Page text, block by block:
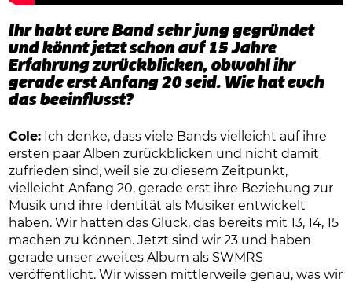
Ihr habt eure Band sehr jung gegründet
und könnt jetzt schon auf 15 Jahre
Erfahrung zurückblicken, obwohl ihr
gerade erst Anfang 20 seid. Wie hat euch
das beeinflusst?
Cole: Ich denke, dass viele Bands vielleicht auf ihre
ersten paar Alben zurückblicken und nicht damit
zufrieden sind, weil sie zu diesem Zeitpunkt,
vielleicht Anfang 20, gerade erst ihre Beziehung zur
Musik und ihre Identität als Musiker entwickelt
haben. Wir hatten das Glück, das bereits mit 13, 14, 15
machen zu können. Jetzt sind wir 23 und haben
gerade unser zweites Album als SWMRS
veröffentlicht. Wir wissen mittlerweile genau, was wir